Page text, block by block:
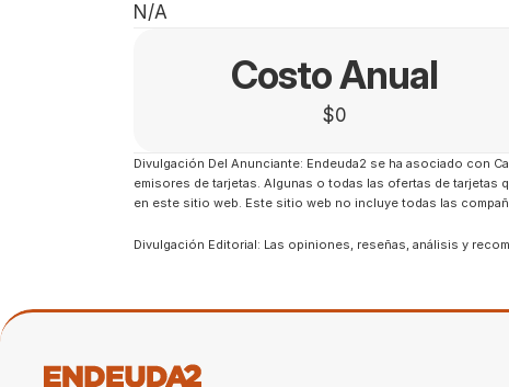
N/A
Costo Anual
$0
Divulgación Del Anunciante: Endeuda2 se ha asociado con
emisores de tarjetas. Algunas o todas las ofertas de
en este sitio web. Este sitio web no incluye todas las
Divulgación Editorial: Las opiniones, reseñas, análisis y